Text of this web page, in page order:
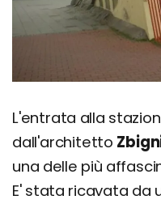
L'entrata alla
dall'architetto
una delle più
E' stata ricavata da